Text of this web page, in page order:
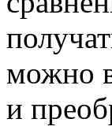
можно
и